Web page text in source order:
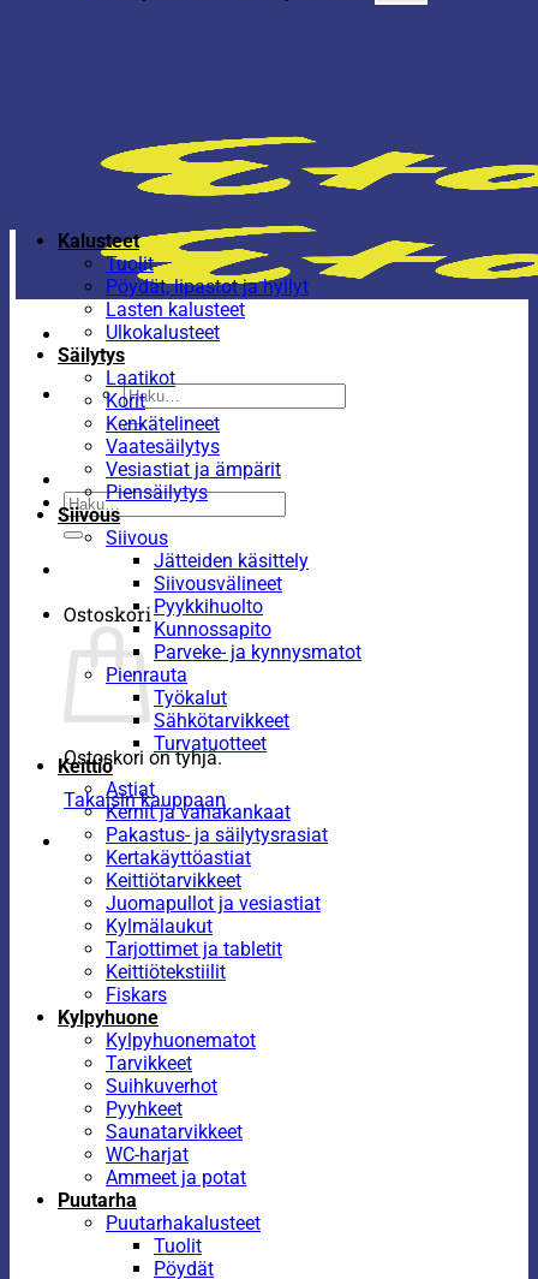
Etsi:
Etsi:
Ostoskori
Ostoskori on tyhjä.
Takaisin kauppaan
Kalusteet
Tuolit
Pöydät, lipastot ja hyllyt
Lasten kalusteet
Ulkokalusteet
Säilytys
Laatikot
Korit
Kenkätelineet
Vaatesäilytys
Vesiastiat ja ämpärit
Piensäilytys
Siivous
Siivous
Jätteiden käsittely
Siivousvälineet
Pyykkihuolto
Kunnossapito
Parveke- ja kynnysmatot
Pienrauta
Työkalut
Sähkötarvikkeet
Turvatuotteet
Keittiö
Astiat
Kernit ja vahakankaat
Pakastus- ja säilytysrasiat
Kertakäyttöastiat
Keittiötarvikkeet
Juomapullot ja vesiastiat
Kylmälaukut
Tarjottimet ja tabletit
Keittiötekstiilit
Fiskars
Kylpyhuone
Kylpyhuonematot
Tarvikkeet
Suihkuverhot
Pyyhkeet
Saunatarvikkeet
WC-harjat
Ammeet ja potat
Puutarha
Puutarhakalusteet
Tuolit
Pöydät